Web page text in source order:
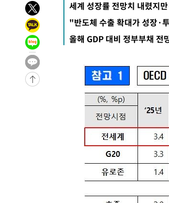
-21317초 전 >
"미 전국적 살모네라 식중독 원인은 멕
-19830초 전 >
[속보]경찰·노동부, HL만도 평택사업
-19711초 전 >
[속보]합수본, '투표율 허위 입력' 중앙
압수수색
-19466초 전 >
-19262초 전 >
[속보]삼성전자·SK하이닉스 동반 강
-19248초 전 >
[속보]코스닥, 5.95포인트(0.74%) 상
[속보]코스피, 6300선 재탈환
시리아 다마스쿠스 교외에서 미니버
입추에도 극한더위…서울 낮 39도 '폭염
이란, 호르무즈서 "적국 목표물들"과
[속보]美, 폴리실리콘 수입 규제…파생
[속보]트럼프, 美 원정출산 금지 행정명
[속보] 뉴욕증시, 일제 하락 마감…나
세계 성장률 전망치 내렸지
"반도체 수출 확대가 성장·
올해 GDP 대비 정부부채